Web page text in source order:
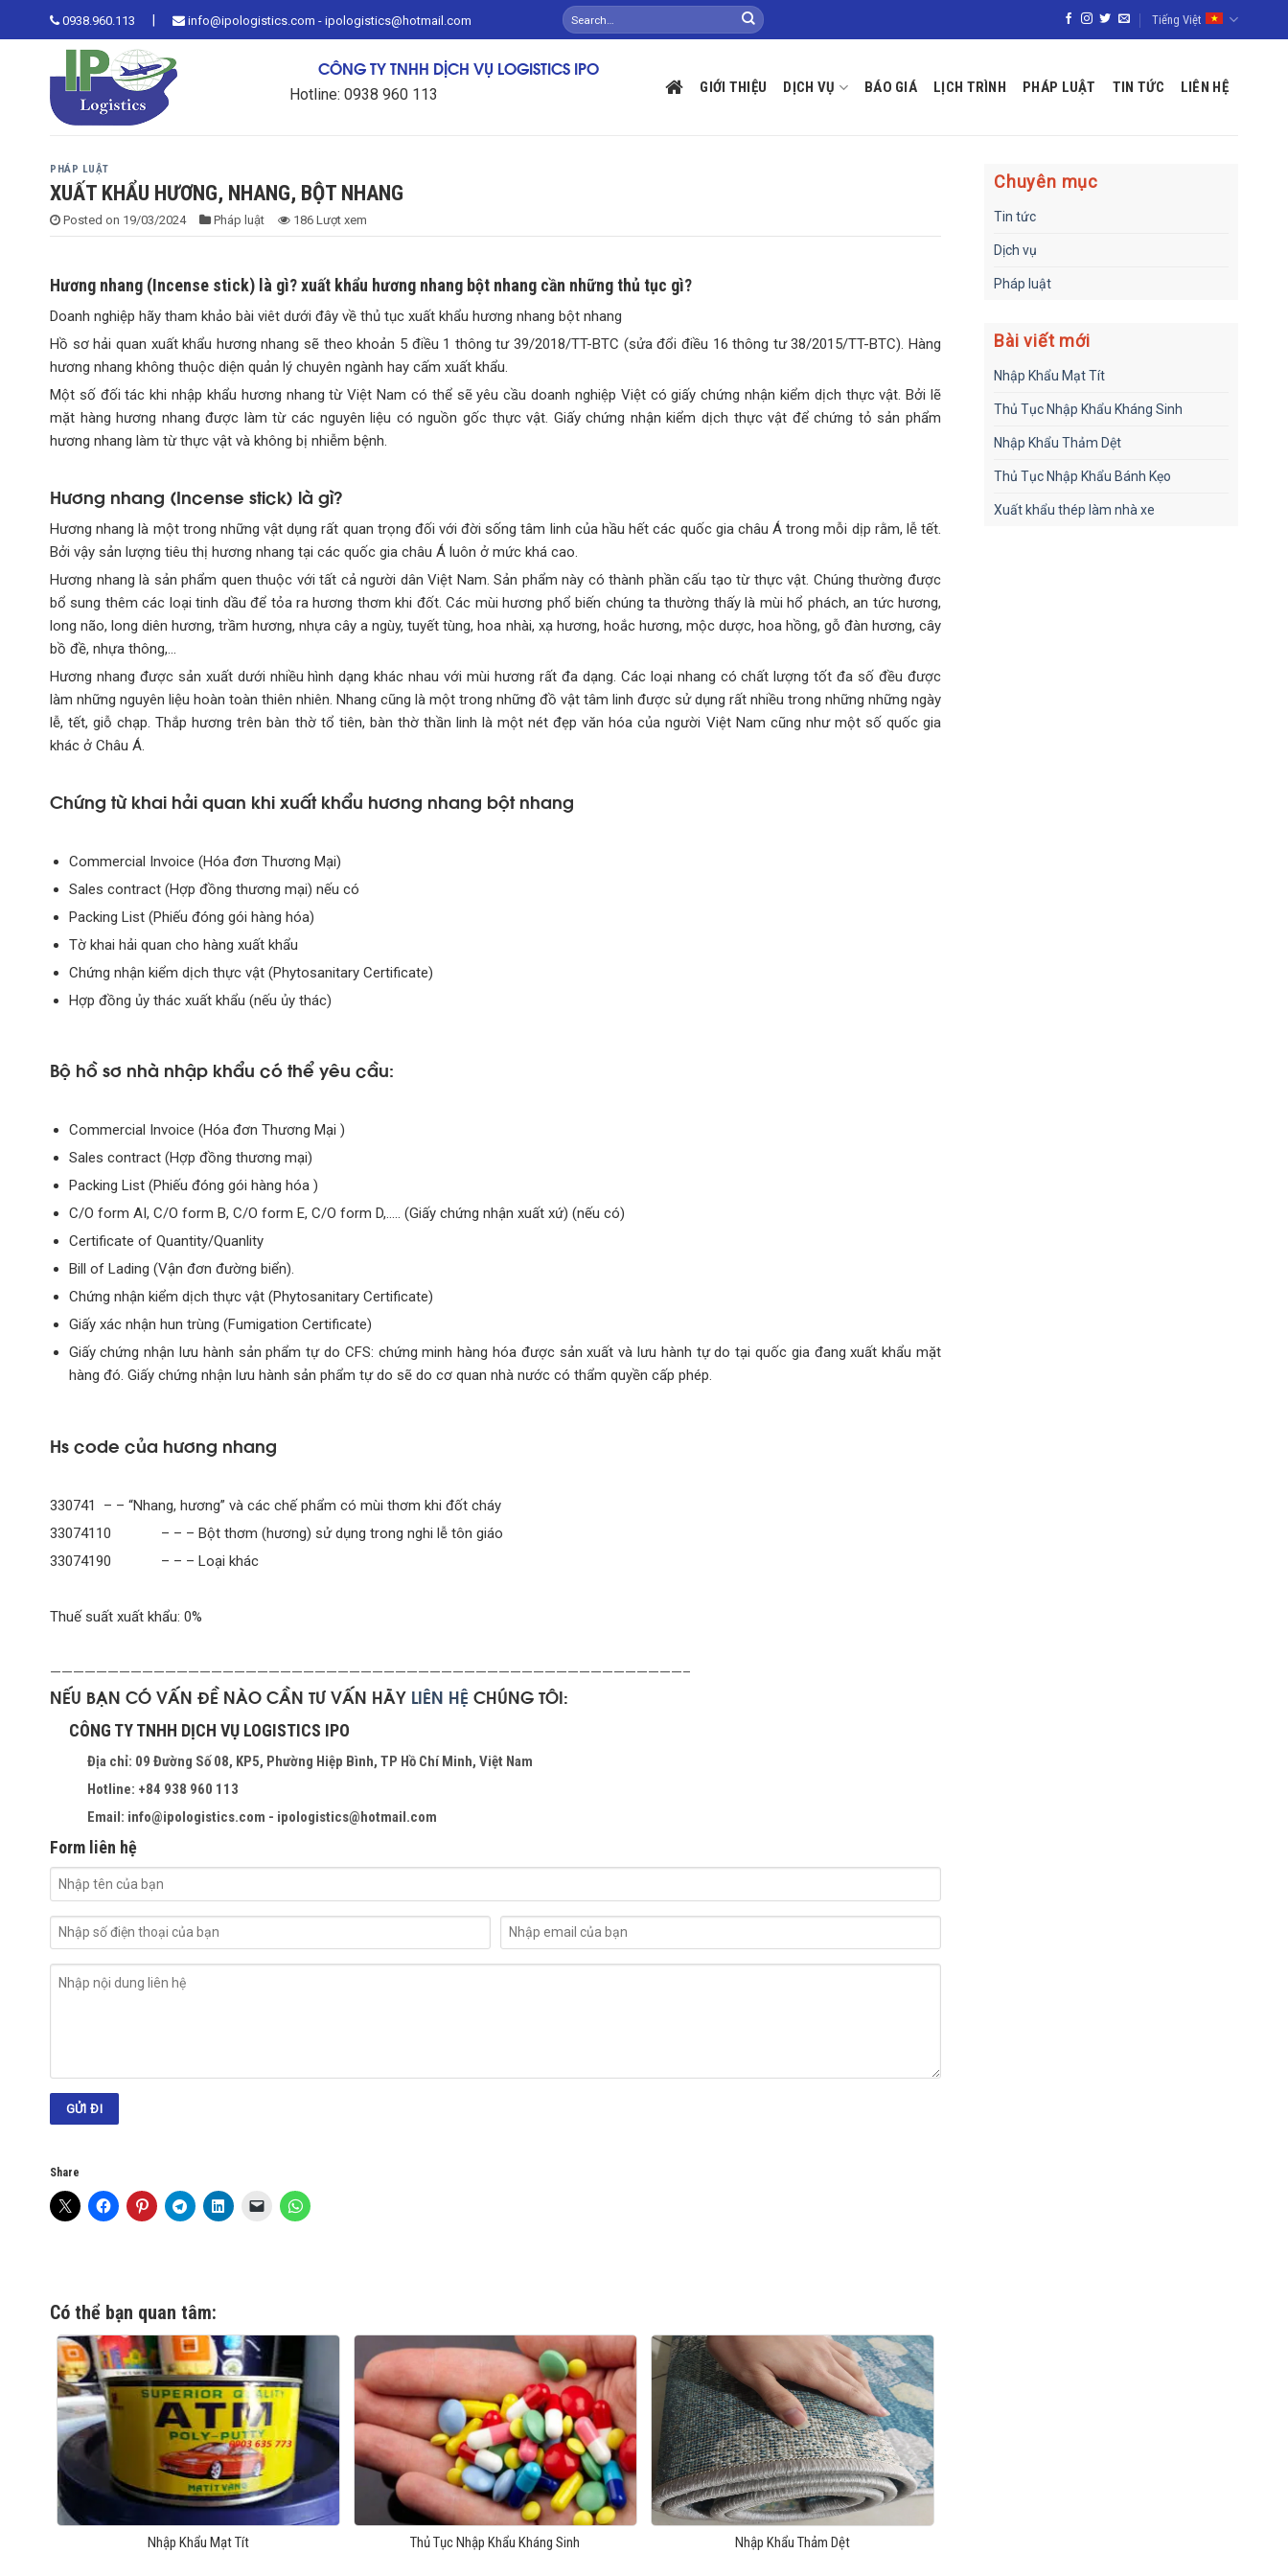
to
0938.960.113 | info@ipologistics.com - ipologistics@hotmail.com Tiếng Việt
CÔNG TY TNHH DỊCH VỤ LOGISTICS IPO
Hotline: 0938 960 113 GIỚI THIỆU DỊCH VỤ BÁO GIÁ LỊCH TRÌNH PHÁP LUẬT TIN TỨC LIÊN HỆ
PHÁP LUẬT
XUẤT KHẨU HƯƠNG, NHANG, BỘT NHANG
Posted on 19/03/2024 Pháp luật 186 Lượt xem
Hương nhang (Incense stick) là gì? xuất khẩu hương nhang bột nhang cần những thủ tục gì?
Doanh nghiệp hãy tham khảo bài viêt dưới đây về thủ tục xuất khẩu hương nhang bột nhang
Hồ sơ hải quan xuất khẩu hương nhang sẽ theo khoản 5 điều 1 thông tư 39/2018/TT-BTC (sửa đổi điều 16 thông tư 38/2015/TT-BTC). Hàng
hương nhang không thuộc diện quản lý chuyên ngành hay cấm xuất khẩu.
Một số đối tác khi nhập khẩu hương nhang từ Việt Nam có thể sẽ yêu cầu doanh nghiệp Việt có giấy chứng nhận kiểm dịch thực vật. Bởi lẽ
mặt hàng hương nhang được làm từ các nguyên liệu có nguồn gốc thực vật. Giấy chứng nhận kiểm dịch thực vật để chứng tỏ sản phẩm
hương nhang làm từ thực vật và không bị nhiễm bệnh.
Hương nhang (Incense stick) là gì?
Hương nhang là một trong những vật dụng rất quan trọng đối với đời sống tâm linh của hầu hết các quốc gia châu Á trong mỗi dịp rằm, lễ tết.
Bởi vậy sản lượng tiêu thị hương nhang tại các quốc gia châu Á luôn ở mức khá cao.
Hương nhang là sản phẩm quen thuộc với tất cả người dân Việt Nam. Sản phẩm này có thành phần cấu tạo từ thực vật. Chúng thường được
bổ sung thêm các loại tinh dầu để tỏa ra hương thơm khi đốt. Các mùi hương phổ biến chúng ta thường thấy là mùi hổ phách, an tức hương,
long não, long diên hương, trầm hương, nhựa cây a ngùy, tuyết tùng, hoa nhài, xạ hương, hoắc hương, mộc dược, hoa hồng, gỗ đàn hương, cây
bồ đề, nhựa thông,…
Hương nhang được sản xuất dưới nhiều hình dạng khác nhau với mùi hương rất đa dạng. Các loại nhang có chất lượng tốt đa số đều được
làm những nguyên liệu hoàn toàn thiên nhiên. Nhang cũng là một trong những đồ vật tâm linh được sử dụng rất nhiều trong những những ngày
lễ, tết, giỗ chạp. Thắp hương trên bàn thờ tổ tiên, bàn thờ thần linh là một nét đẹp văn hóa của người Việt Nam cũng như một số quốc gia
khác ở Châu Á.
Chứng từ khai hải quan khi xuất khẩu hương nhang bột nhang
Commercial Invoice (Hóa đơn Thương Mại)
Sales contract (Hợp đồng thương mại) nếu có
Packing List (Phiếu đóng gói hàng hóa)
Tờ khai hải quan cho hàng xuất khẩu
Chứng nhận kiểm dịch thực vật (Phytosanitary Certificate)
Hợp đồng ủy thác xuất khẩu (nếu ủy thác)
Bộ hồ sơ nhà nhập khẩu có thể yêu cầu:
Commercial Invoice (Hóa đơn Thương Mại )
Sales contract (Hợp đồng thương mại)
Packing List (Phiếu đóng gói hàng hóa )
C/O form AI, C/O form B, C/O form E, C/O form D,….. (Giấy chứng nhận xuất xứ) (nếu có)
Certificate of Quantity/Quanlity
Bill of Lading (Vận đơn đường biển).
Chứng nhận kiểm dịch thực vật (Phytosanitary Certificate)
Giấy xác nhận hun trùng (Fumigation Certificate)
Giấy chứng nhận lưu hành sản phẩm tự do CFS: chứng minh hàng hóa được sản xuất và lưu hành tự do tại quốc gia đang xuất khẩu mặt
hàng đó. Giấy chứng nhận lưu hành sản phẩm tự do sẽ do cơ quan nhà nước có thẩm quyền cấp phép.
Hs code của hương nhang
330741 – – “Nhang, hương” và các chế phẩm có mùi thơm khi đốt cháy
33074110 – – – Bột thơm (hương) sử dụng trong nghi lễ tôn giáo
33074190 – – – Loại khác
Thuế suất xuất khẩu: 0%
———————————————————————————————————————————————————————–
NẾU BẠN CÓ VẤN ĐỀ NÀO CẦN TƯ VẤN HÃY LIÊN HỆ CHÚNG TÔI:
CÔNG TY TNHH DỊCH VỤ LOGISTICS IPO
Địa chỉ: 09 Đường Số 08, KP5, Phường Hiệp Bình, TP Hồ Chí Minh, Việt Nam
Hotline: +84 938 960 113
Email: info@ipologistics.com - ipologistics@hotmail.com
Form liên hệ
Share
Có thể bạn quan tâm:
Nhập Khẩu Mạt Tít Thủ Tục Nhập Khẩu Kháng Sinh Nhập Khẩu Thảm Dệt
Chuyên mục
Tin tức
Dịch vụ
Pháp luật
Bài viết mới
Nhập Khẩu Mạt Tít
Thủ Tục Nhập Khẩu Kháng Sinh
Nhập Khẩu Thảm Dệt
Thủ Tục Nhập Khẩu Bánh Kẹo
Xuất khẩu thép làm nhà xe